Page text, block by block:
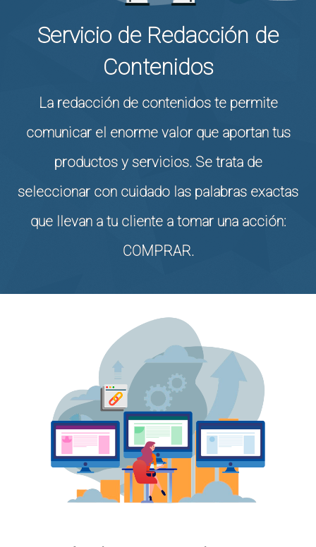
Servicio de Redacción de
Contenidos
La redacción de contenidos te permite
comunicar el enorme valor que aportan tus
productos y servicios. Se trata de
seleccionar con cuidado las palabras exactas
que llevan a tu cliente a tomar una acción:
COMPRAR.